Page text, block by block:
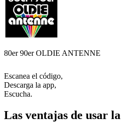
80er 90er OLDIE ANTENNE
Escanea el código,
Descarga la app,
Escucha.
Las ventajas de usar